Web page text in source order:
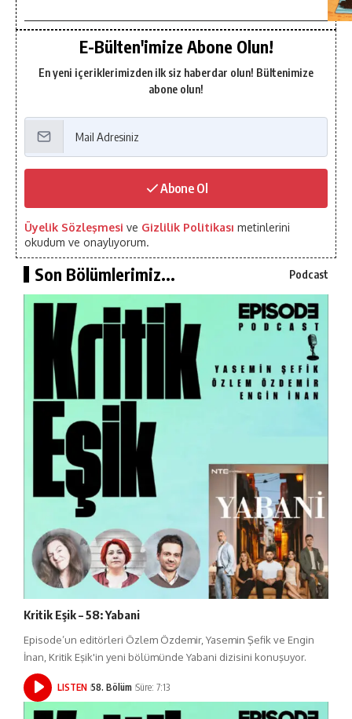
E-Bülten'imize Abone Olun!
En yeni içeriklerimizden ilk siz haberdar olun! Bültenimize
abone olun!
Abone Ol
Üyelik Sözleşmesi ve Gizlilik Politikası metinlerini
okudum ve onaylıyorum.
Son Bölümlerimiz... Podcast
Kritik Eşik – 58: Yabani
Episode’un editörleri Özlem Özdemir, Yasemin Şefik ve Engin
İnan, Kritik Eşik'in yeni bölümünde Yabani dizisini konuşuyor.
LISTEN 58. Bölüm Süre: 7:13